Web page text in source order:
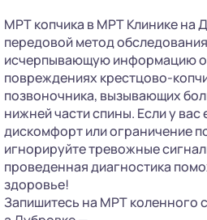
МРТ копчика в МРТ Клинике на
передовой метод
исчерпывающую информацию о
повреждениях крестцово-
позвоночника, вызывающих
нижней части спины. Если у вас
дискомфорт или ограничение
игнорируйте тревожные
проведенная диагностика
здоровье!
Запишитесь на МРТ коленного